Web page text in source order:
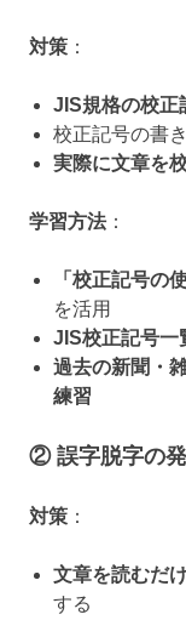
対策 ：
JIS規格の校正
校正記号の書
実際に文章を
学習方法：
「校正記号の
を活用
JIS校正記号一
過去の新聞・
練習
② 誤字脱字の
対策 ：
文章を読むだ
する